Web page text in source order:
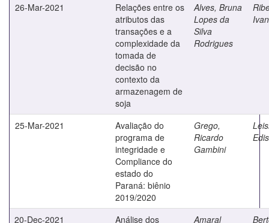
26-Mar-2021
Relações entre os
atributos das
transações e a
complexidade da
tomada de
decisão no
contexto da
armazenagem de
soja
Alves, Bruna
Lopes da
Silva
Rodrigues
25-Mar-2021
Avaliação do
programa de
integridade e
Compliance do
estado do
Paraná: biênio
2019/2020
Grego,
Ricardo
Gambini
20-Dec-2021
Análise dos
Amaral